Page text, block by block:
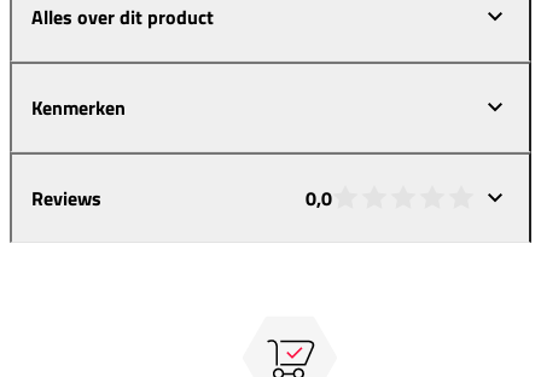
Alles over dit product
Kenmerken
Reviews 0,0